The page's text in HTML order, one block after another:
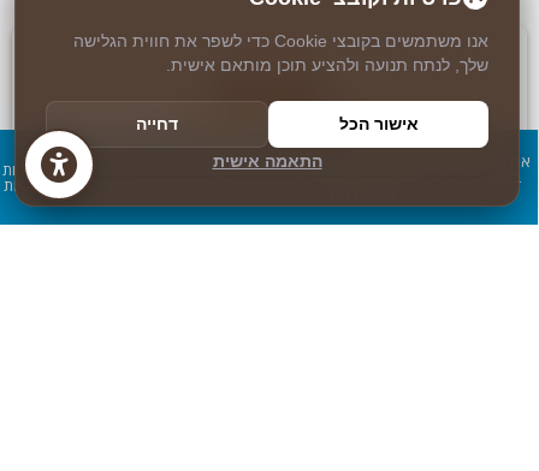
איכות ומקצועיות
אנו משתמשים בקובצי Cookie כדי לשפר את חווית הגלישה
שלך, לנתח תנועה ולהציע תוכן מותאם אישית.
אישור הכל
דחייה
התאמה אישית
אנו משתמשים בעוגיות כדי להבטיח חוויית שימוש מיטבית
באתר שלנו. אם תמשיך להשתמש באתר, נניח שאתה מדיניות
פרטיות